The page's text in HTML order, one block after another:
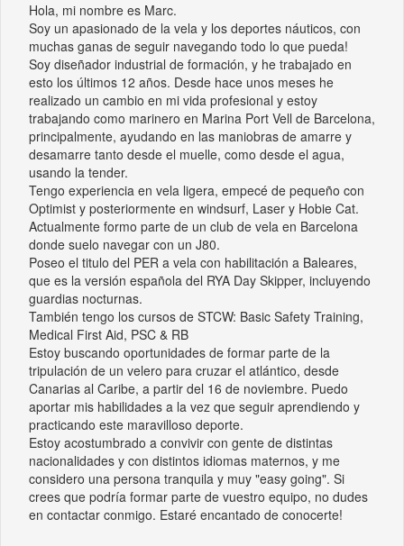
Hola, mi nombre es Marc.
Soy un apasionado de la vela y los deportes náuticos, con
muchas ganas de seguir navegando todo lo que pueda!
Soy diseñador industrial de formación, y he trabajado en
esto los últimos 12 años. Desde hace unos meses he
realizado un cambio en mi vida profesional y estoy
trabajando como marinero en Marina Port Vell de Barcelona,
principalmente, ayudando en las maniobras de amarre y
desamarre tanto desde el muelle, como desde el agua,
usando la tender.
Tengo experiencia en vela ligera, empecé de pequeño con
Optimist y posteriormente en windsurf, Laser y Hobie Cat.
Actualmente formo parte de un club de vela en Barcelona
donde suelo navegar con un J80.
Poseo el titulo del PER a vela con habilitación a Baleares,
que es la versión española del RYA Day Skipper, incluyendo
guardias nocturnas.
También tengo los cursos de STCW: Basic Safety Training,
Medical First Aid, PSC & RB
Estoy buscando oportunidades de formar parte de la
tripulación de un velero para cruzar el atlántico, desde
Canarias al Caribe, a partir del 16 de noviembre. Puedo
aportar mis habilidades a la vez que seguir aprendiendo y
practicando este maravilloso deporte.
Estoy acostumbrado a convivir con gente de distintas
nacionalidades y con distintos idiomas maternos, y me
considero una persona tranquila y muy "easy going". Si
crees que podría formar parte de vuestro equipo, no dudes
en contactar conmigo. Estaré encantado de conocerte!